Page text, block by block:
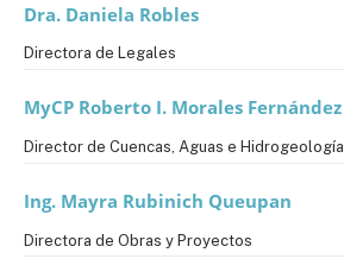
Dra. Daniela Robles
Directora de Legales
MyCP Roberto I. Morales Fernández
Director de Cuencas, Aguas e Hidrogeología
Ing. Mayra Rubinich Queupan
Directora de Obras y Proyectos